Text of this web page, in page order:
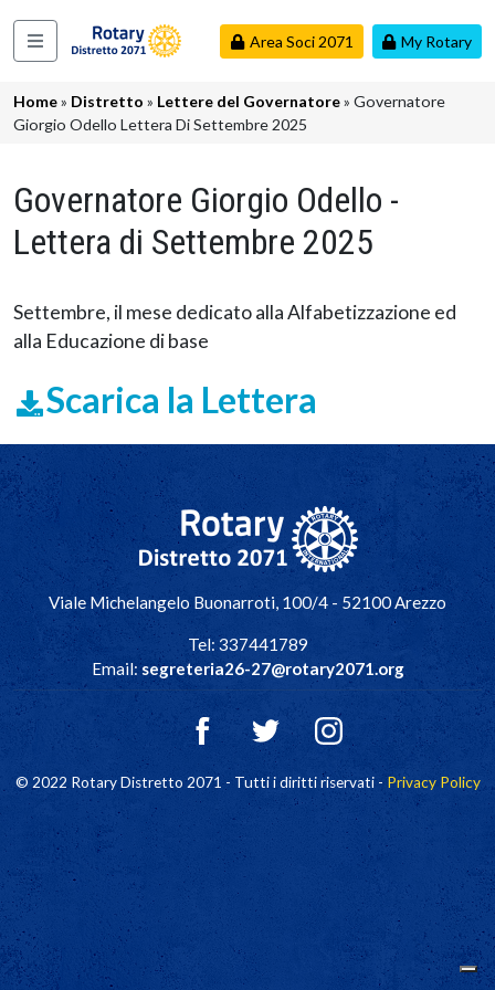
Area Soci 2071 My Rotary
Navigazione principale
Briciole di pane
Home Distretto Lettere del Governatore
Governatore
Giorgio Odello Lettera Di Settembre 2025
Governatore Giorgio Odello -
Lettera di Settembre 2025
Settembre, il mese dedicato alla Alfabetizzazione ed
alla Educazione di base
Scarica la Lettera
Navigazione principale
Viale Michelangelo Buonarroti, 100/4 - 52100 Arezzo
Tel: 337441789
Email:segreteria26-27@rotary2071.org
© 2022 Rotary Distretto 2071 - Tutti i diritti riservati - Privacy Policy